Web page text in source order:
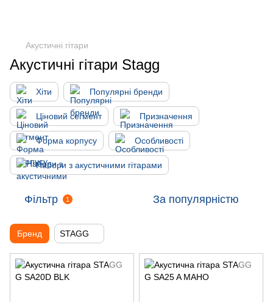
Акустичні гітари
Акустичні гітари Stagg
Хіти Популярні бренди
Ціновий сегмент Призначення
Форма корпусу Особливості
Набори з акустичними гітарами
Фільтр 1 За популярністю
Бренд STAGG